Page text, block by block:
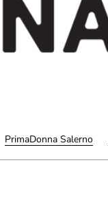
PrimaDonna Salerno